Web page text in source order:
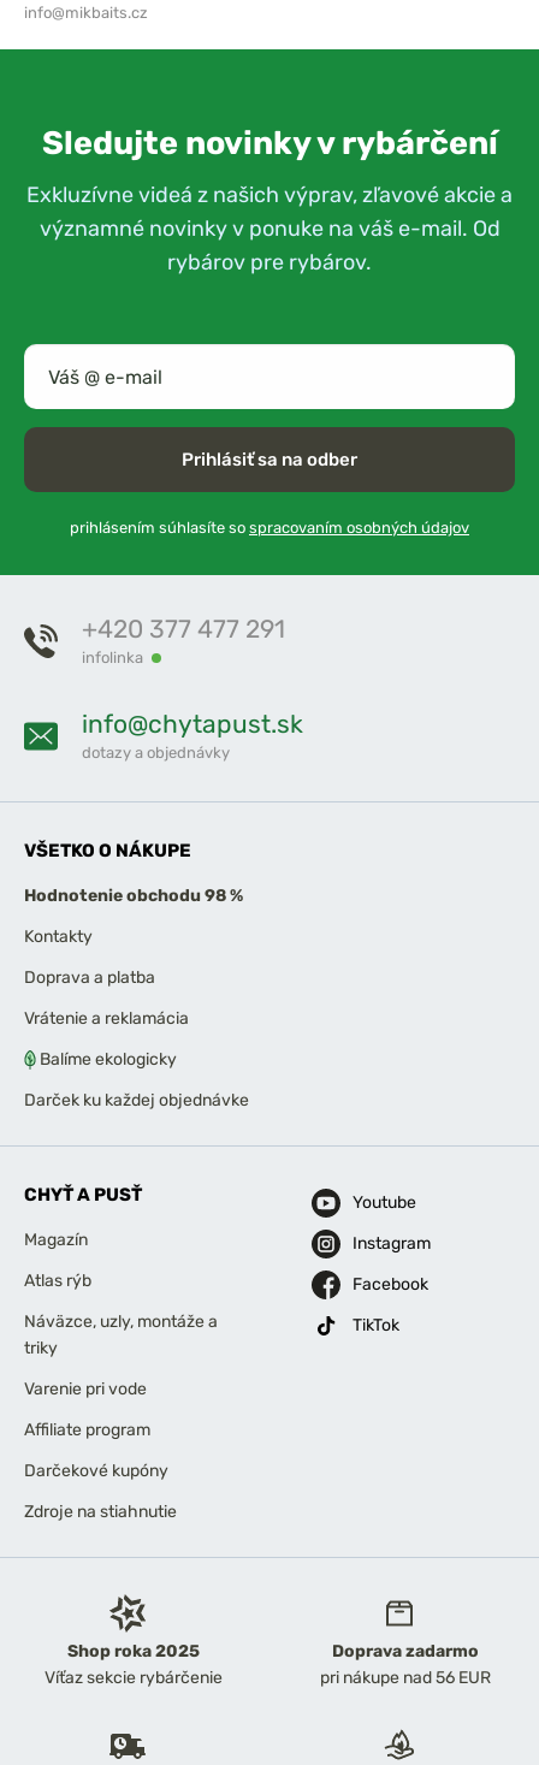
info@mikbaits.cz
Sledujte novinky v rybárčení
Exkluzívne videá z našich výprav, zľavové akcie a
významné novinky v ponuke na váš e-mail. Od
rybárov pre rybárov.
Prihlásiť sa na odber
prihlásením súhlasíte so spracovaním osobných údajov
Shop roka 2025
Víťaz sekcie rybárčenie
Doprava zadarmo
pri nákupe nad 56 EUR
+420 377 477 291
infolinka
info@chytapust.sk
dotazy a objednávky
VŠETKO O NÁKUPE
Hodnotenie obchodu 98 %
Kontakty
Doprava a platba
Vrátenie a reklamácia
Balíme ekologicky
Darček ku každej objednávke
CHYŤ A PUSŤ
Magazín
Atlas rýb
Náväzce, uzly, montáže a
triky
Varenie pri vode
Affiliate program
Darčekové kupóny
Zdroje na stiahnutie
Youtube
Instagram
Facebook
TikTok